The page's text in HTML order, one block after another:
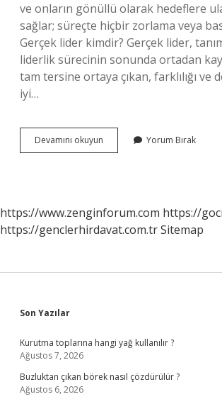
ve onların gönüllü olarak hedeflere
sağlar; süreçte hiçbir zorlama veya
Gerçek lider kimdir? Gerçek lider,
liderlik sürecinin sonunda ortadan
tam tersine ortaya çıkan, farklılığı ve
iyi…
Devamını okuyun
Nedir
Yorum Bırak
https://www.zenginforum.com https://
https://genclerhirdavat.com.trSitemap
Sidebar
Son Yazılar
Kurutma toplarına hangi yağ kullanılır ?
Ağustos 7, 2026
Buzluktan çıkan börek nasıl çözdürülür ?
Ağustos 6, 2026